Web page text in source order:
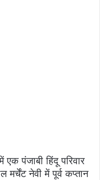
एक पंजाबी हिंदू परिवार
मर्चेंट नेवी में पूर्व कप्तान